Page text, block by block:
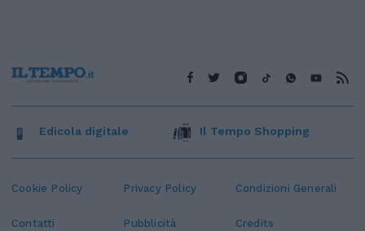
Cookie Policy Privacy Policy Condizioni Generali
Contatti Pubblicità Credits
Edicola digitale Il Tempo Shopping